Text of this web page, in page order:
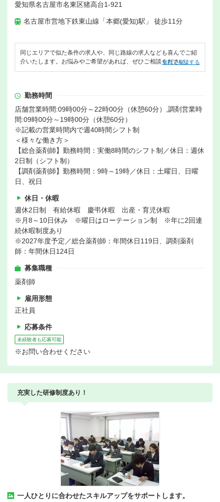
愛知県名古屋市名東区猪高台1-921
名古屋市営地下鉄東山線「本郷(愛知)駅」 徒歩11分
同じエリアで似た条件の求人や、同じ路線の求人なども喜んでご紹
介いたします。お悩みやご希望があれば、ぜひご相談ください。
無料で相談する
勤務時間
店舗営業時間:09時00分～22時00分（休憩60分）,調剤営業時
間:09時00分～19時00分（休憩60分）
※記載の営業時間内で週40時間シフト制
＜様々な働き方＞
【総合薬剤師】勤務時間：実働8時間のシフト制／休日：週休
2日制（シフト制）
【調剤薬剤師】勤務時間：9時～19時／休日：土曜日、日曜
日、祝日
休日・休暇
週休2日制 有給休暇 慶弔休暇 出産・育児休暇
※月8～10日休み ※曜日はローテーション制 ※年に2回連
続休暇制度あり
※2027年度予定／総合薬剤師：年間休日119日、調剤薬剤
師：年間休日124日
募集職種
薬剤師
雇用形態
正社員
応募条件
未経験者も応募可能
※お問い合わせください
充実した研修制度あり！
一人ひとりに合わせたスキルアップをサポートします。